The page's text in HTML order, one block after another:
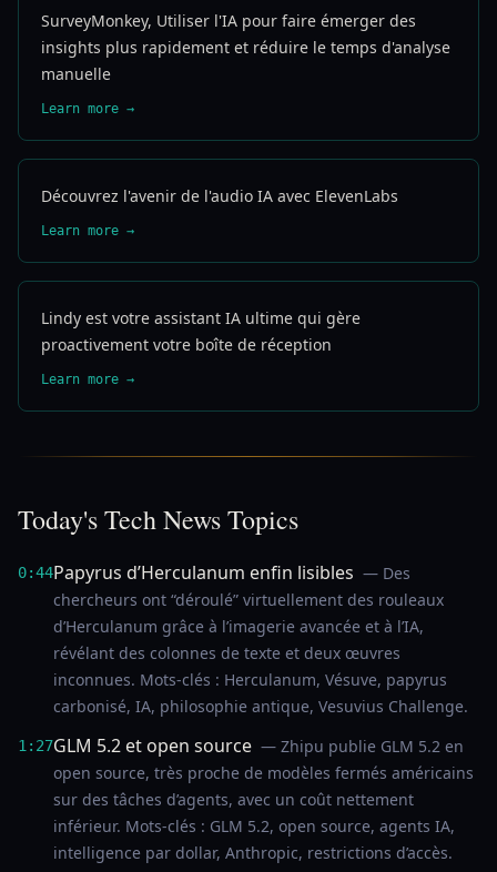
SurveyMonkey, Utiliser l'IA pour faire émerger des
insights plus rapidement et réduire le temps d'analyse
manuelle
Learn more →
Découvrez l'avenir de l'audio IA avec ElevenLabs
Learn more →
Lindy est votre assistant IA ultime qui gère
proactivement votre boîte de réception
Learn more →
Today's Tech News Topics
0:44Papyrus d’Herculanum enfin lisibles — Des
chercheurs ont “déroulé” virtuellement des rouleaux
d’Herculanum grâce à l’imagerie avancée et à l’IA,
révélant des colonnes de texte et deux œuvres
inconnues. Mots-clés : Herculanum, Vésuve, papyrus
carbonisé, IA, philosophie antique, Vesuvius Challenge.
1:27GLM 5.2 et open source — Zhipu publie GLM 5.2 en
open source, très proche de modèles fermés américains
sur des tâches d’agents, avec un coût nettement
inférieur. Mots-clés : GLM 5.2, open source, agents IA,
intelligence par dollar, Anthropic, restrictions d’accès.